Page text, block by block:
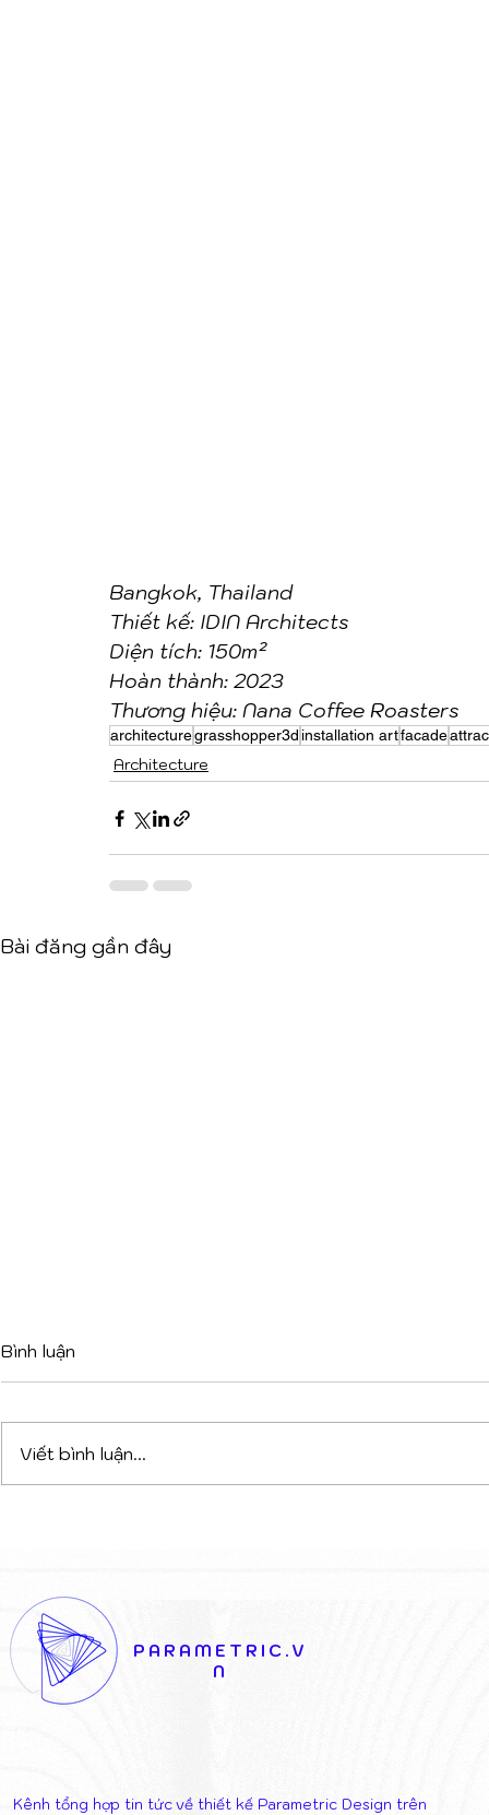
Bangkok, Thailand
Thiết kế: IDIN Architects
Diện tích: 150m²
Hoàn thành: 2023
Thương hiệu: Nana Coffee Roasters
architecturegrasshopper3d installation artfacade
Architecture
Bài đăng gần đây
KẾT NỐI NGHỆ THUẬT VÀ
KIẾN TRÚC
Bình luận
Viết bình luận...
PARAMETRIC.V
N
Kênh tổng hợp tin tức về thiết kế Parametric Design trên